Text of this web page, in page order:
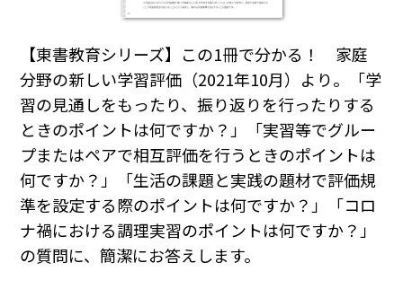
【東書教育シリーズ】この1冊で分かる！ 家庭
分野の新しい学習評価（2021年10月）より。「学
習の見通しをもったり、振り返りを行ったりする
ときのポイントは何ですか？」「実習等でグルー
プまたはペアで相互評価を行うときのポイントは
何ですか？」「生活の課題と実践の題材で評価規
準を設定する際のポイントは何ですか？」「コロ
ナ禍における調理実習のポイントは何ですか？」
の質問に、簡潔にお答えします。